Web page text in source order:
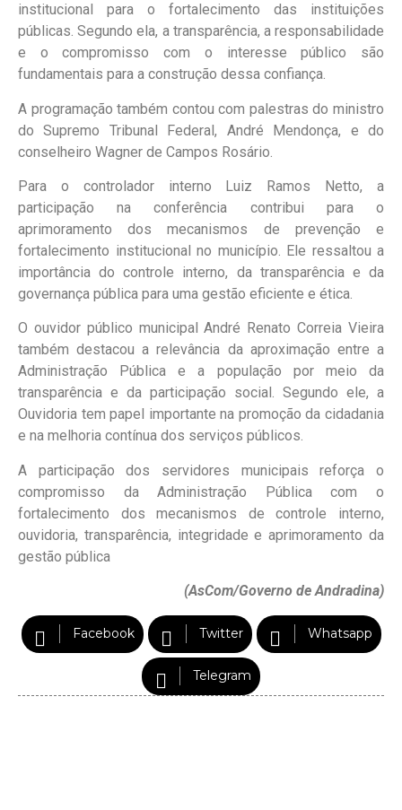
institucional para o fortalecimento das instituições
públicas. Segundo ela, a transparência, a responsabilidade
e o compromisso com o interesse público são
fundamentais para a construção dessa confiança.
A programação também contou com palestras do ministro
do Supremo Tribunal Federal, André Mendonça, e do
conselheiro Wagner de Campos Rosário.
Para o controlador interno Luiz Ramos Netto, a
participação na conferência contribui para o
aprimoramento dos mecanismos de prevenção e
fortalecimento institucional no município. Ele ressaltou a
importância do controle interno, da transparência e da
governança pública para uma gestão eficiente e ética.
O ouvidor público municipal André Renato Correia Vieira
também destacou a relevância da aproximação entre a
Administração Pública e a população por meio da
transparência e da participação social. Segundo ele, a
Ouvidoria tem papel importante na promoção da cidadania
e na melhoria contínua dos serviços públicos.
A participação dos servidores municipais reforça o
compromisso da Administração Pública com o
fortalecimento dos mecanismos de controle interno,
ouvidoria, transparência, integridade e aprimoramento da
gestão pública
(AsCom/Governo de Andradina)
Facebook Twitter Whatsapp
Telegram